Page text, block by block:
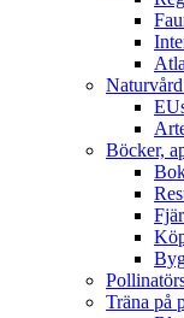
Böcker,
Träna på